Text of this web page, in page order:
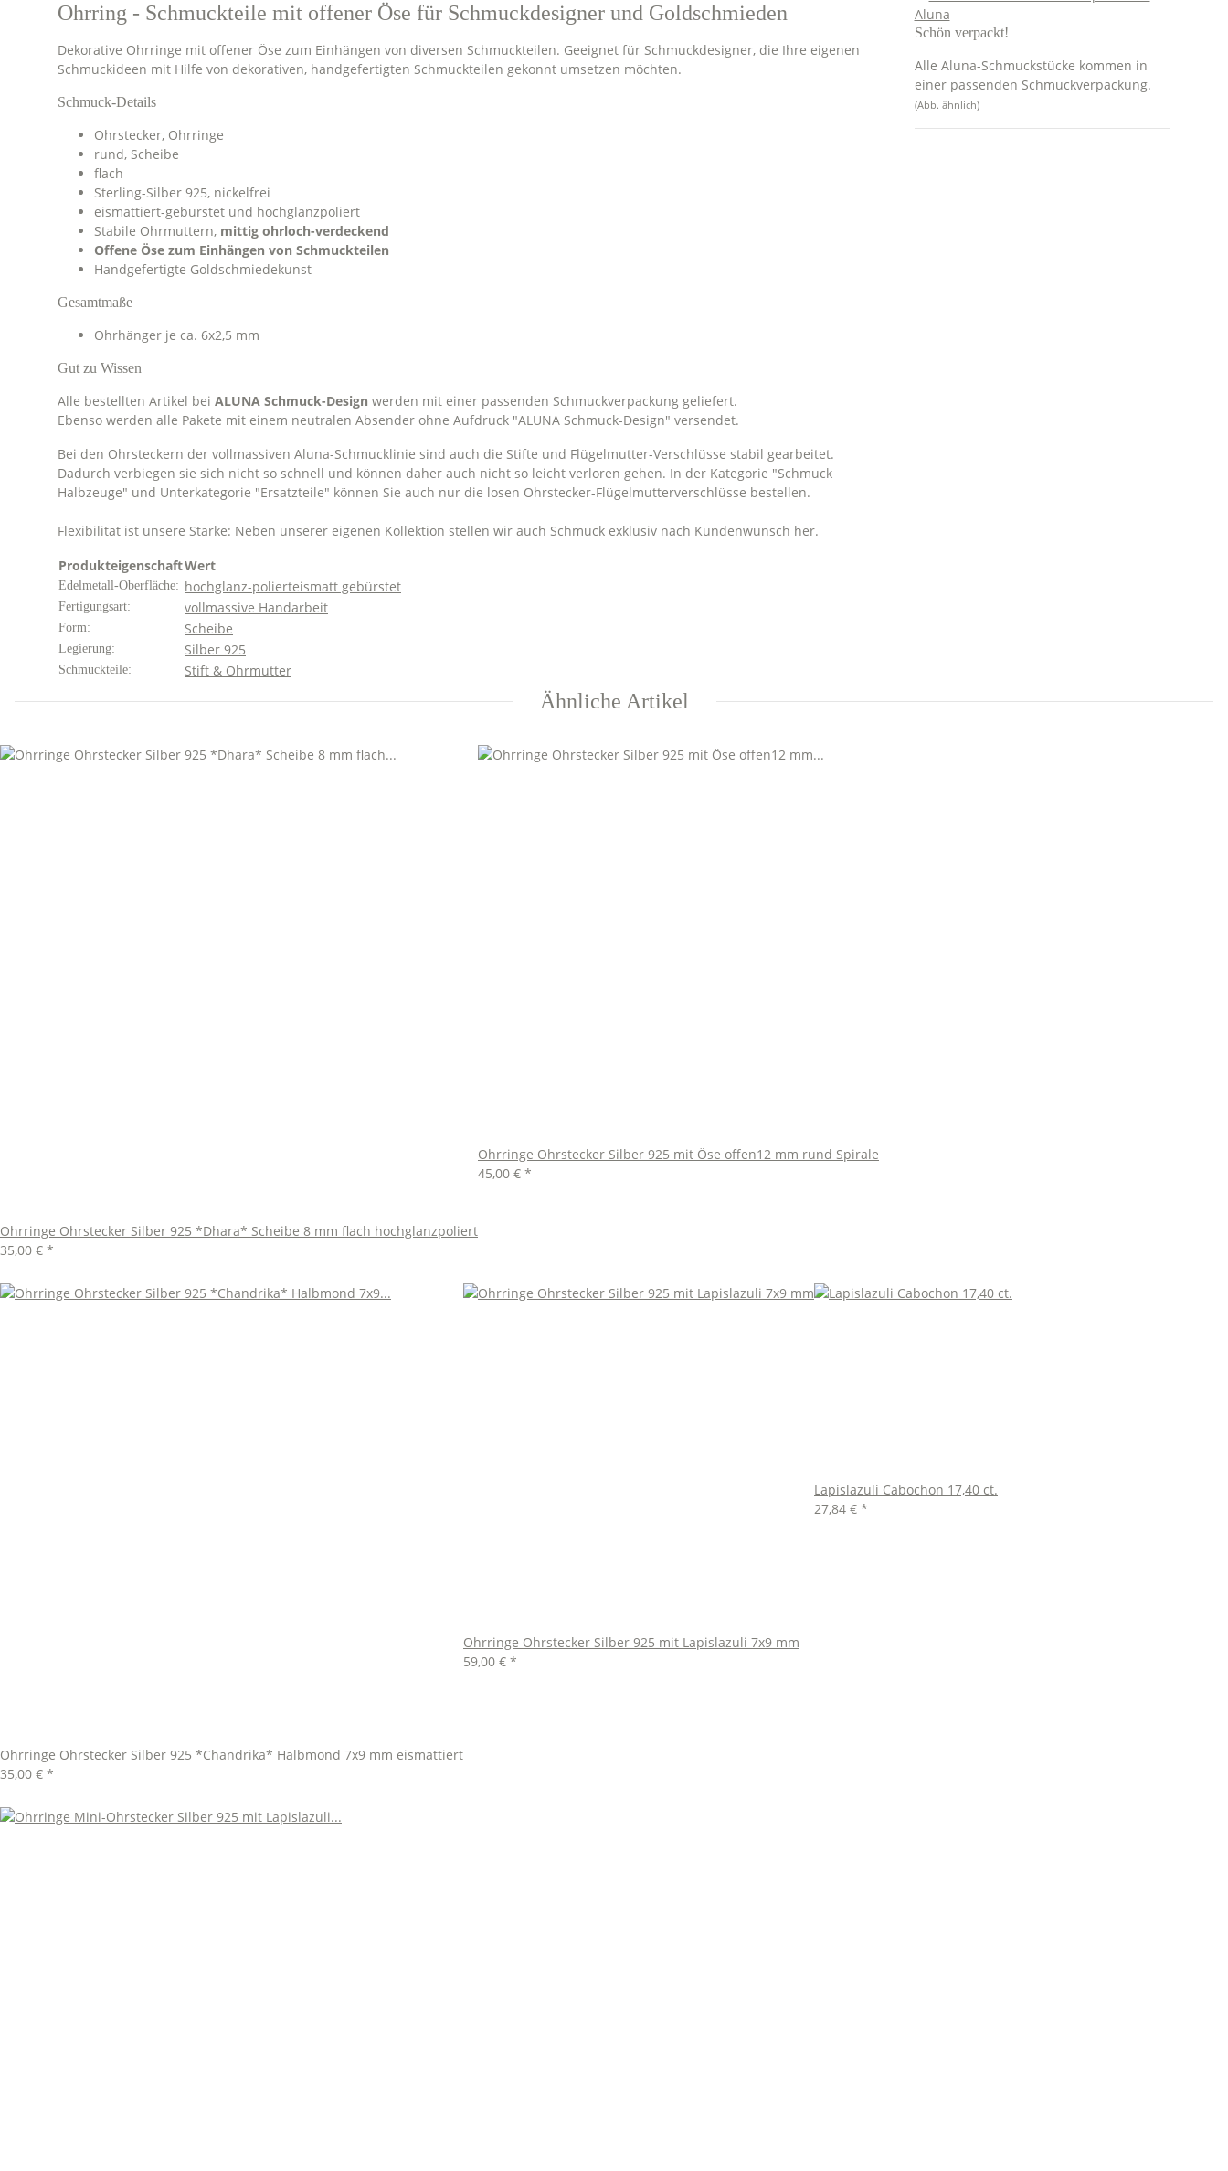
Ohrring - Schmuckteile mit offener Öse für Schmuckdesigner und Goldschmieden
Dekorative Ohrringe mit offener Öse zum Einhängen von diversen Schmuckteilen. Geeignet für Schmuckdesigner, die Ihre eigenen
Schmuckideen mit Hilfe von dekorativen, handgefertigten Schmuckteilen gekonnt umsetzen möchten.
Schmuck-Details
Ohrstecker, Ohrringe
rund, Scheibe
flach
Sterling-Silber 925, nickelfrei
eismattiert-gebürstet und hochglanzpoliert
Stabile Ohrmuttern, mittig ohrloch-verdeckend
Offene Öse zum Einhängen von Schmuckteilen
Handgefertigte Goldschmiedekunst
Gesamtmaße
Ohrhänger je ca. 6x2,5 mm
Gut zu Wissen
Alle bestellten Artikel bei ALUNA Schmuck-Design werden mit einer passenden Schmuckverpackung geliefert.
Ebenso werden alle Pakete mit einem neutralen Absender ohne Aufdruck "ALUNA Schmuck-Design" versendet.
Bei den Ohrsteckern der vollmassiven Aluna-Schmucklinie sind auch die Stifte und Flügelmutter-Verschlüsse stabil gearbeitet.
Dadurch verbiegen sie sich nicht so schnell und können daher auch nicht so leicht verloren gehen. In der Kategorie "Schmuck
Halbzeuge" und Unterkategorie "Ersatzteile" können Sie auch nur die losen Ohrstecker-Flügelmutterverschlüsse bestellen.
Flexibilität ist unsere Stärke: Neben unserer eigenen Kollektion stellen wir auch Schmuck exklusiv nach Kundenwunsch her.
Schön verpackt!
Alle Aluna-Schmuckstücke kommen in
einer passenden Schmuckverpackung.
(Abb. ähnlich)
ProdukteigenschaftWert
Edelmetall-Oberfläche: hochglanz-polierteismatt gebürstet
Fertigungsart: vollmassive Handarbeit
Form: Scheibe
Legierung: Silber 925
Schmuckteile: Stift & Ohrmutter
Ähnliche Artikel
Ohrringe Ohrstecker Silber 925 *Dhara* Scheibe 8 mm flach hochglanzpoliert
35,00 € *
Ohrringe Ohrstecker Silber 925 mit Öse offen12 mm rund Spirale
45,00 € *
Ohrringe Ohrstecker Silber 925 *Chandrika* Halbmond 7x9 mm eismattiert
35,00 € *
Ohrringe Ohrstecker Silber 925 mit Lapislazuli 7x9 mm
59,00 € *
Lapislazuli Cabochon 17,40 ct.
27,84 € *